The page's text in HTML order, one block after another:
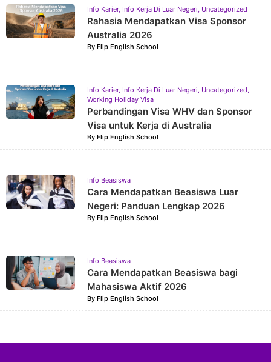
Info Karier, Info Kerja Di Luar Negeri, Uncategorized
Rahasia Mendapatkan Visa Sponsor
Australia 2026
By Flip English School
Info Karier, Info Kerja Di Luar Negeri, Uncategorized,
Working Holiday Visa
Perbandingan Visa WHV dan Sponsor
Visa untuk Kerja di Australia
By Flip English School
Info Beasiswa
Cara Mendapatkan Beasiswa Luar
Negeri: Panduan Lengkap 2026
By Flip English School
Info Beasiswa
Cara Mendapatkan Beasiswa bagi
Mahasiswa Aktif 2026
By Flip English School